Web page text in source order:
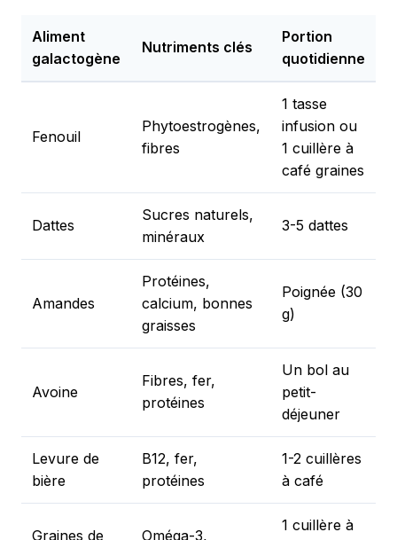
Aliment
galactogène
Nutriments clés
Portion
quotidienne
Fenouil
Phytoestrogènes,
fibres
1 tasse
infusion ou
1 cuillère à
café graines
Dattes
Sucres naturels,
minéraux
3-5 dattes
Amandes
Protéines,
calcium, bonnes
graisses
Poignée (30
g)
Avoine
Fibres, fer,
protéines
Un bol au
petit-
déjeuner
Levure de
bière
B12, fer,
protéines
1-2 cuillères
à café
Graines de
Oméga-3,
1 cuillère à